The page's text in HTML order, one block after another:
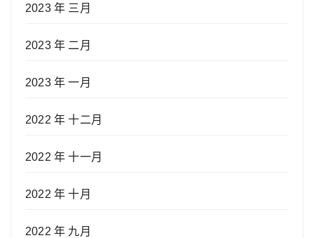
2023 年 三月
2023 年 二月
2023 年 一月
2022 年 十二月
2022 年 十一月
2022 年 十月
2022 年 九月